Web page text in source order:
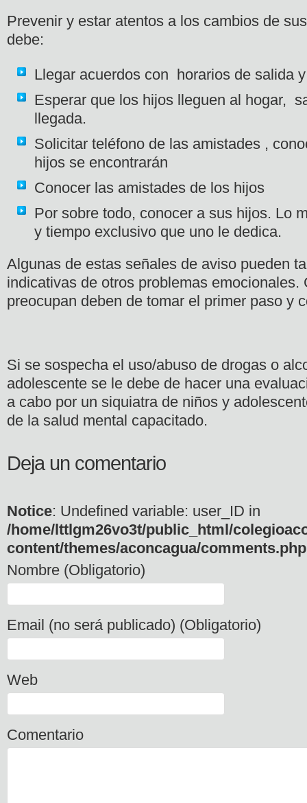
Prevenir y estar atentos a los cambios de
debe:
Llegar acuerdos con horarios de salida
Esperar que los hijos lleguen al hogar,
llegada.
Solicitar teléfono de las amistades ,
hijos se encontrarán
Conocer las amistades de los hijos
Por sobre todo, conocer a sus hijos. Lo
y tiempo exclusivo que uno le dedica.
Algunas de estas señales de aviso pueden
indicativas de otros problemas emocionales.
preocupan deben de tomar el primer paso y
Si se sospecha el uso/abuso de drogas o
adolescente se le debe de hacer una
a cabo por un siquiatra de niños y
de la salud mental capacitado.
Deja un comentario
Notice: Undefined variable: user_ID in
/home/lttlgm26vo3t/public_html/
content/themes/aconcagua/comments.php
Nombre (Obligatorio)
Email (no será publicado) (Obligatorio)
Web
Comentario